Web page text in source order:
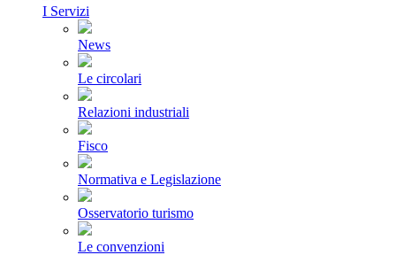
I Servizi
News
Le circolari
Relazioni industriali
Fisco
Normativa e Legislazione
Osservatorio turismo
Le convenzioni